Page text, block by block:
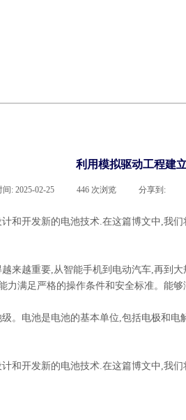
利用模拟驱动工程建
间: 2025-02-25 446 次浏览 分享到:
和开发新的电池技术.在这篇博文中,我
来越重要,从智能手机到电动汽车,再到
力满足严格的操作条件和安全标准。能
。电池是电池的基本单位,包括电极和电
和开发新的电池技术.在这篇博文中,我们